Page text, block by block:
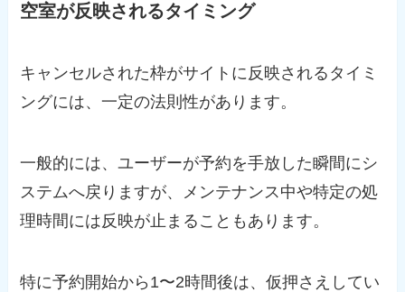
空室が反映されるタイミング
キャンセルされた枠がサイトに反映されるタイミ
ングには、一定の法則性があります。
一般的には、ユーザーが予約を手放した瞬間にシ
ステムへ戻りますが、メンテナンス中や特定の処
理時間には反映が止まることもあります。
特に予約開始から1〜2時間後は、仮押さえしてい